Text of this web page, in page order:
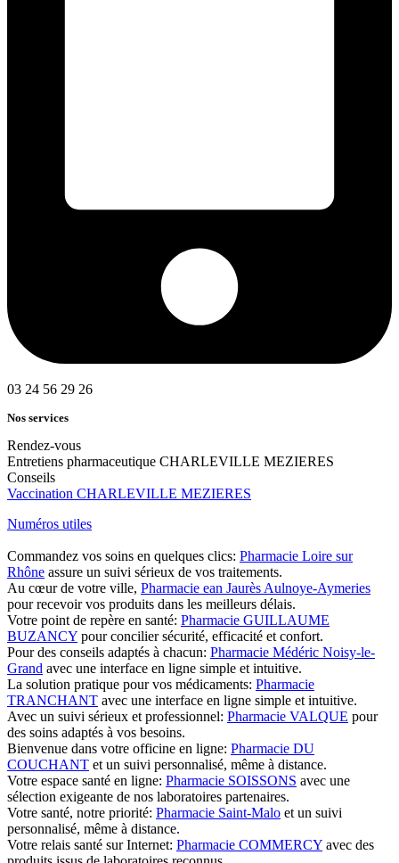
03 24 56 29 26
Nos services
Rendez-vous
Entretiens pharmaceutique CHARLEVILLE MEZIERES
Conseils
Vaccination CHARLEVILLE MEZIERES
Numéros utiles
Commandez vos soins en quelques clics: Pharmacie Loire sur
Rhône assure un suivi sérieux de vos traitements.
Au cœur de votre ville, Pharmacie ean Jaurès Aulnoye-Aymeries
pour recevoir vos produits dans les meilleurs délais.
Votre point de repère en santé: Pharmacie GUILLAUME
BUZANCY pour concilier sécurité, efficacité et confort.
Pour des conseils adaptés à chacun: Pharmacie Médéric Noisy-le-
Grand avec une interface en ligne simple et intuitive.
La solution pratique pour vos médicaments: Pharmacie
TRANCHANT avec une interface en ligne simple et intuitive.
Avec un suivi sérieux et professionnel: Pharmacie VALQUE pour
des soins adaptés à vos besoins.
Bienvenue dans votre officine en ligne: Pharmacie DU
COUCHANT et un suivi personnalisé, même à distance.
Votre espace santé en ligne: Pharmacie SOISSONS avec une
sélection exigeante de nos laboratoires partenaires.
Votre santé, notre priorité: Pharmacie Saint-Malo et un suivi
personnalisé, même à distance.
Votre relais santé sur Internet: Pharmacie COMMERCY avec des